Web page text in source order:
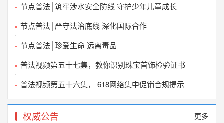
2021-07-21
关于不法分子冒用我会名义举办活动的严正声明
2021-06-02
中国质量万里行促进会关于废止《中小学生校服分
2026-06-11
2026-06-09
节点普法│筑牢涉水安全防线 守护少年儿童成长
节点普法│严守法治底线 深化国际合作
节点普法│珍爱生命 远离毒品
普法视频第五十七集，教你识别珠宝首饰检验证书
普法视频第五十六集， 618网络集中促销合规提示
更多
权威公告